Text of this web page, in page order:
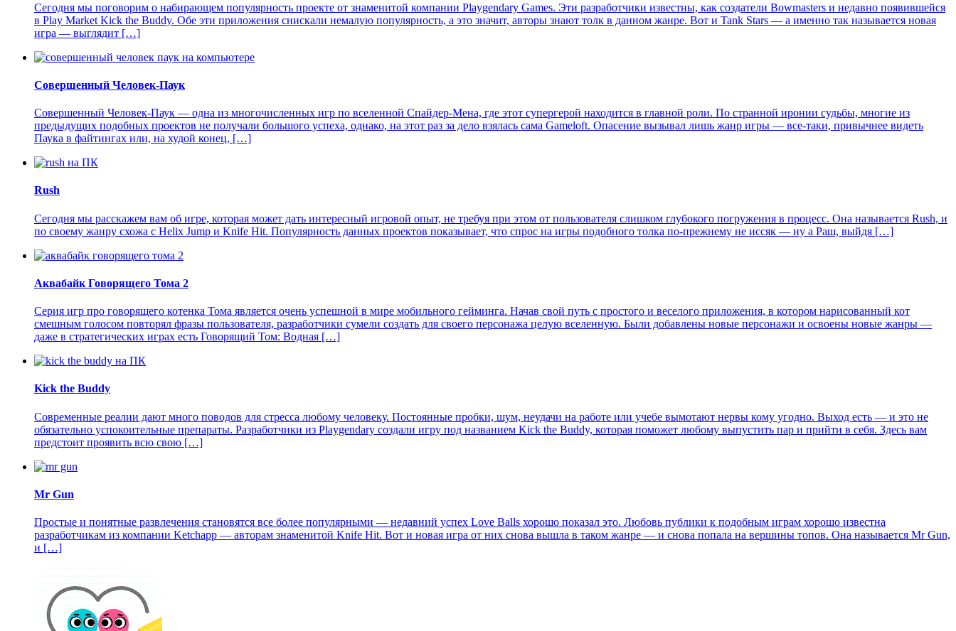
Сегодня мы поговорим о набирающем популярность проекте от знаменитой компании Playgendary Games. Эти разработчики известны, как создатели Bowmasters и недавно появившейся
в Play Market Kick the Buddy. Обе эти приложения снискали немалую популярность, а это значит, авторы знают толк в данном жанре. Вот и Tank Stars — а именно так называется новая
игра — выглядит […]
Совершенный Человек-Паук
Совершенный Человек-Паук — одна из многочисленных игр по вселенной Спайдер-Мена, где этот супергерой находится в главной роли. По странной иронии судьбы, многие из
предыдущих подобных проектов не получали большого успеха, однако, на этот раз за дело взялась сама Gameloft. Опасение вызывал лишь жанр игры — все-таки, привычнее видеть
Паука в файтингах или, на худой конец, […]
Rush
Сегодня мы расскажем вам об игре, которая может дать интересный игровой опыт, не требуя при этом от пользователя слишком глубокого погружения в процесс. Она называется Rush, и
по своему жанру схожа с Helix Jump и Knife Hit. Популярность данных проектов показывает, что спрос на игры подобного толка по-прежнему не иссяк — ну а Раш, выйдя […]
Аквабайк Говорящего Тома 2
Серия игр про говорящего котенка Тома является очень успешной в мире мобильного гейминга. Начав свой путь с простого и веселого приложения, в котором нарисованный кот
смешным голосом повторял фразы пользователя, разработчики сумели создать для своего персонажа целую вселенную. Были добавлены новые персонажи и освоены новые жанры —
даже в стратегических играх есть Говорящий Том: Водная […]
Kick the Buddy
Современные реалии дают много поводов для стресса любому человеку. Постоянные пробки, шум, неудачи на работе или учебе вымотают нервы кому угодно. Выход есть — и это не
обязательно успокоительные препараты. Разработчики из Playgendary создали игру под названием Kick the Buddy, которая поможет любому выпустить пар и прийти в себя. Здесь вам
предстоит проявить всю свою […]
Mr Gun
Простые и понятные развлечения становятся все более популярными — недавний успех Love Balls хорошо показал это. Любовь публики к подобным играм хорошо известна
разработчикам из компании Ketchapp — авторам знаменитой Knife Hit. Вот и новая игра от них снова вышла в таком жанре — и снова попала на вершины топов. Она называется Mr Gun,
и […]